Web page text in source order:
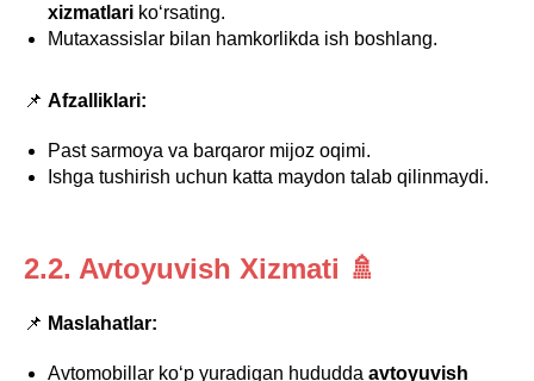
xizmatlari ko‘rsating.
Mutaxassislar bilan hamkorlikda ish boshlang.
📌 Afzalliklari:
Past sarmoya va barqaror mijoz oqimi.
Ishga tushirish uchun katta maydon talab qilinmaydi.
2.2. Avtoyuvish Xizmati 🚿
📌 Maslahatlar:
Avtomobillar ko‘p yuradigan hududda avtoyuvish